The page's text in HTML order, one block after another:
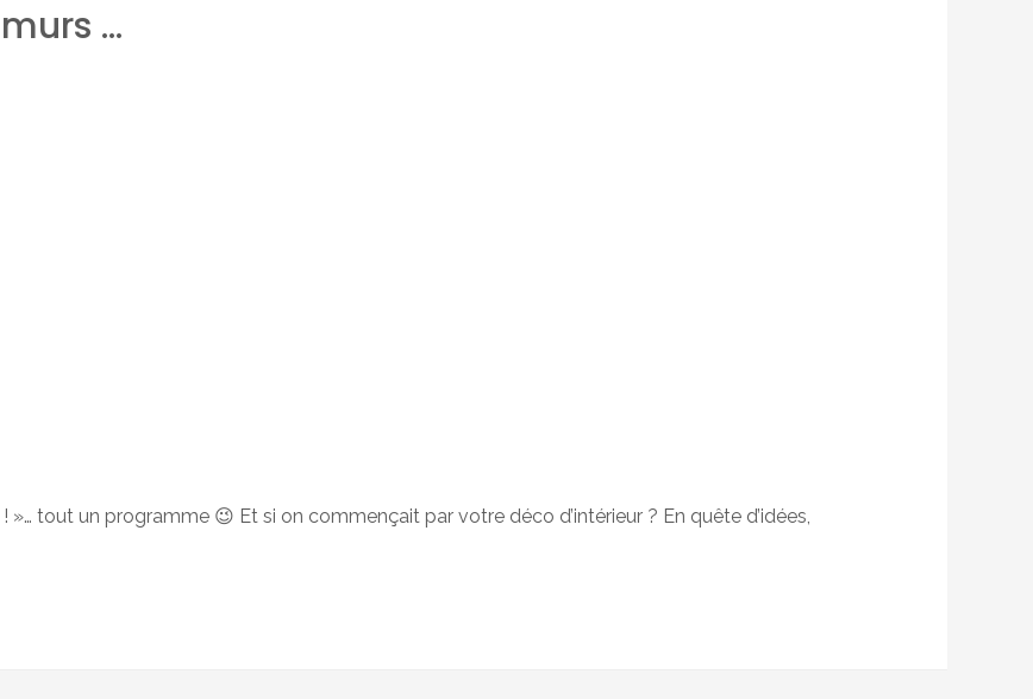
…
»… tout un programme 😉 Et si on commençait par votre déco d’intérieur ? En quête d’idées,